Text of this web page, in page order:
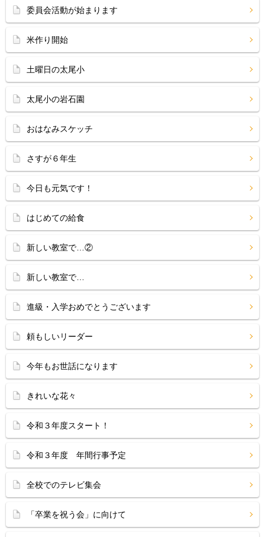
委員会活動が始まります
米作り開始
土曜日の太尾小
太尾小の岩石園
おはなみスケッチ
さすが６年生
今日も元気です！
はじめての給食
新しい教室で…②
新しい教室で…
進級・入学おめでとうございます
頼もしいリーダー
今年もお世話になります
きれいな花々
令和３年度スタート！
令和３年度 年間行事予定
全校でのテレビ集会
「卒業を祝う会」に向けて